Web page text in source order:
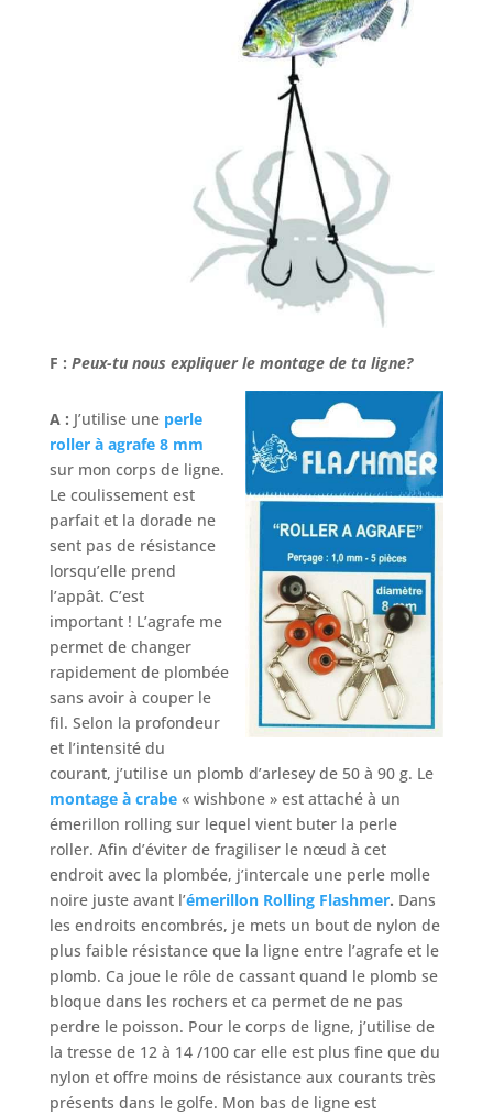
F : Peux-tu nous expliquer le montage de ta ligne?
A : J’utilise une perle
roller à agrafe 8 mm
sur mon corps de ligne.
Le coulissement est
parfait et la dorade ne
sent pas de résistance
lorsqu’elle prend
l’appât. C’est
important ! L’agrafe me
permet de changer
rapidement de plombée
sans avoir à couper le
fil. Selon la profondeur
et l’intensité du
courant, j’utilise un plomb d’arlesey de 50 à 90 g. Le
montage à crabe« wishbone » est attaché à un
émerillon rolling sur lequel vient buter la perle
roller. Afin d’éviter de fragiliser le nœud à cet
endroit avec la plombée, j’intercale une perle molle
noire juste avant l’émerillon Rolling Flashmer. Dans
les endroits encombrés, je mets un bout de nylon de
plus faible résistance que la ligne entre l’agrafe et le
plomb. Ca joue le rôle de cassant quand le plomb se
bloque dans les rochers et ca permet de ne pas
perdre le poisson. Pour le corps de ligne, j’utilise de
la tresse de 12 à 14 /100 car elle est plus fine que du
nylon et offre moins de résistance aux courants très
présents dans le golfe. Mon bas de ligne est